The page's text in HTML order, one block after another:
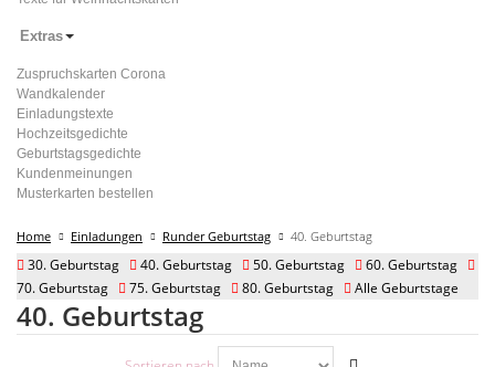
Extras
Zuspruchskarten Corona
Wandkalender
Einladungstexte
Hochzeitsgedichte
Geburtstagsgedichte
Kundenmeinungen
Musterkarten bestellen
Home Einladungen Runder Geburtstag 40. Geburtstag
30. Geburtstag 40. Geburtstag 50. Geburtstag
60. Geburtstag
70. Geburtstag
75. Geburtstag 80. Geburtstag Alle Geburtstage
40. Geburtstag